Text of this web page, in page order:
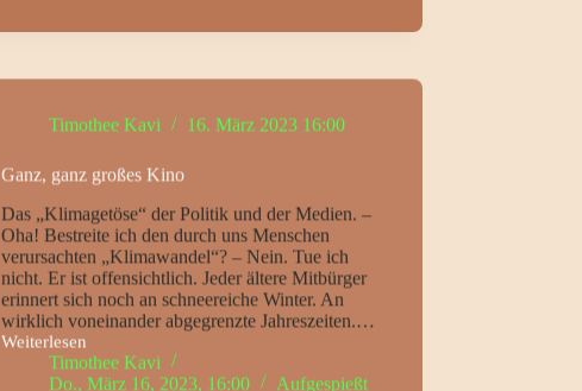
Timothee Kavi 16. März 2023 16:00
Ganz, ganz großes Kino
Das „Klimagetöse“ der Politik und der Medien. –
Oha! Bestreite ich den durch uns Menschen
verursachten „Klimawandel“? – Nein. Tue ich
nicht. Er ist offensichtlich. Jeder ältere Mitbürger
erinnert sich noch an schneereiche Winter. An
wirklich voneinander abgegrenzte Jahreszeiten.…
Weiterlesen
Ganz,
großes
Timothee Kavi
Do., März 16, 2023, 16:00
Aufgespießt